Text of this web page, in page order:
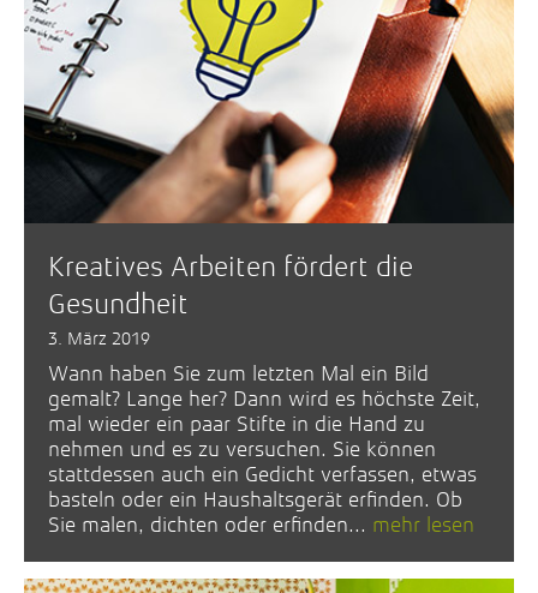
Kreatives Arbeiten fördert die
Gesundheit
3. März 2019
Wann haben Sie zum letzten Mal ein Bild
gemalt? Lange her? Dann wird es höchste Zeit,
mal wieder ein paar Stifte in die Hand zu
nehmen und es zu versuchen. Sie können
stattdessen auch ein Gedicht verfassen, etwas
basteln oder ein Haushaltsgerät erfinden. Ob
Sie malen, dichten oder erfinden... mehr lesen